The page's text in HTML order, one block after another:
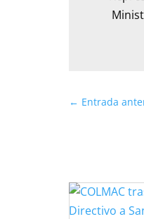
← Entrada